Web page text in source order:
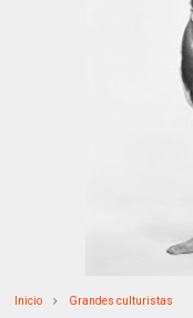
Inicio Grandes culturistas